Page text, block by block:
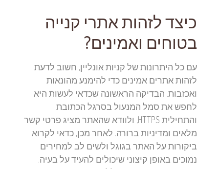
כיצד לזהות אתרי קנייה
בטוחים ואמינים?
עם כל היתרונות של קניות אונליין, חשוב לדעת
לזהות אתרים אמינים כדי להימנע מהונאות
ואכזבות. הבדיקה הראשונה שכדאי לעשות היא
לחפש את סמל המנעול בסרגל הכתובת
והתחילית HTTPS, ולוודא שהאתר מציג פרטי קשר
מלאים ומדיניות ברורה. לאחר מכן, כדאי לקרוא
ביקורות על האתר בגוגל ולשים לב למחירים
נמוכים באופן קיצוני שיכולים להעיד על בעיה.